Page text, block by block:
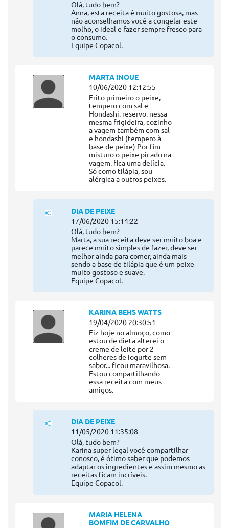
Olá, tudo bem?
Anna, esta receita é muito gostosa, mas
não aconselhamos você a congelar este
molho, o ideal e fazer sempre fresco para
o consumo.
Equipe Copacol.
MARTA INOUE
10/06/2020 12:12:55
Frito primeiro o peixe,
tempero com sal e
Hondashi. reservo. nessa
mesma frigideira, cozinho
a vagem também com sal
e hondashi (tempero à
base de peixe) Por fim
misturo o peixe picado na
vagem. fica uma delícia.
Só como tilápia, sou
alérgica a outros peixes.
DIA DE PEIXE
17/06/2020 15:14:22
Olá, tudo bem?
Marta, a sua receita deve ser muito boa e
parece muito simples de fazer, deve ser
melhor ainda para comer, ainda mais
sendo a base de tilápia que é um peixe
muito gostoso e suave.
Equipe Copacol.
KARINA BEHS WATTS
19/04/2020 20:30:51
Fiz hoje no almoço, como
estou de dieta alterei o
creme de leite por 2
colheres de iogurte sem
sabor... ficou maravilhosa.
Estou compartilhando
essa receita com meus
amigos.
DIA DE PEIXE
11/05/2020 11:35:08
Olá, tudo bem?
Karina super legal você compartilhar
conosco, é ótimo saber que podemos
adaptar os ingredientes e assim mesmo as
receitas ficam incríveis.
Equipe Copacol.
MARIA HELENA
BOMFIM DE CARVALHO